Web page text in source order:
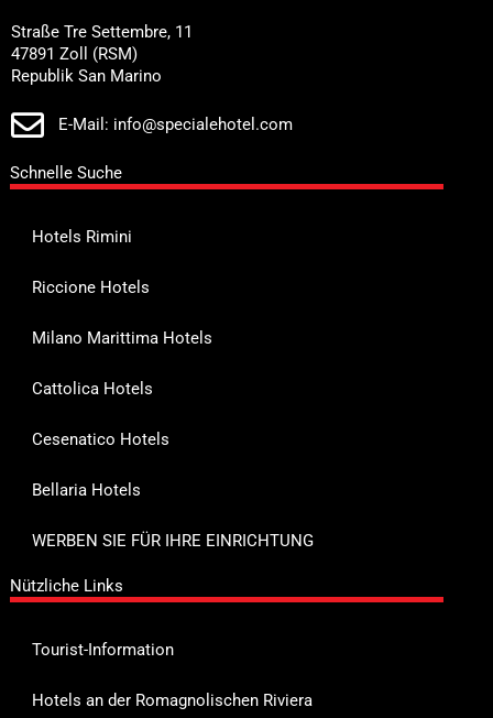
Straße Tre Settembre, 11
47891 Zoll (RSM)
Republik San Marino
E-Mail: info@specialehotel.com
Schnelle Suche
Hotels Rimini
Riccione Hotels
Milano Marittima Hotels
Cattolica Hotels
Cesenatico Hotels
Bellaria Hotels
WERBEN SIE FÜR IHRE EINRICHTUNG
Nützliche Links
Tourist-Information
Hotels an der Romagnolischen Riviera